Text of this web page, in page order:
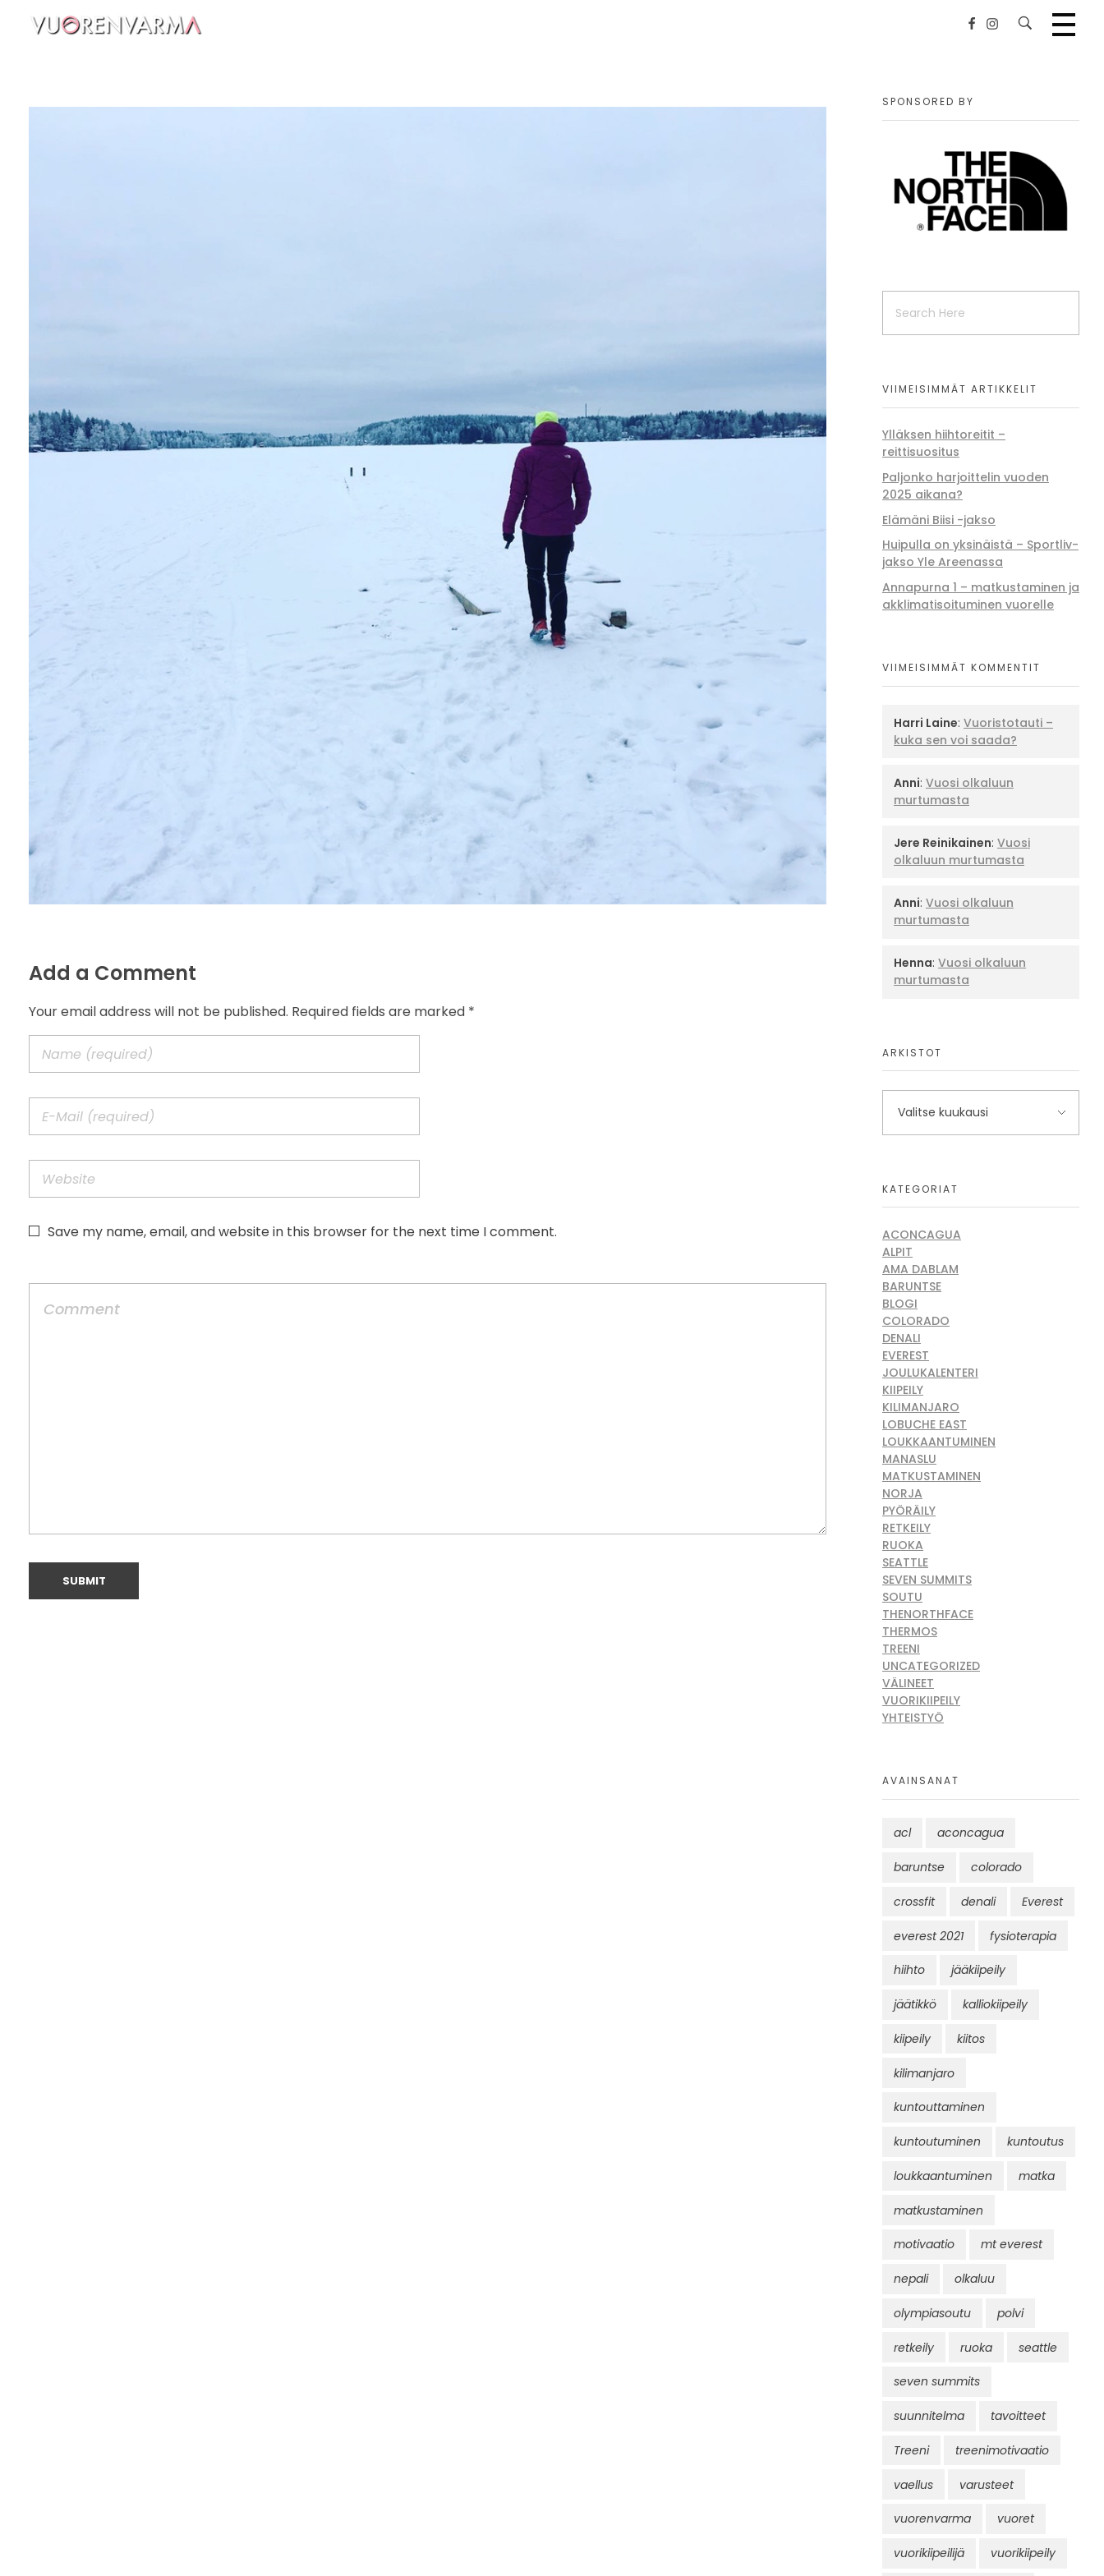
Add a Comment
Your email address will not be published. Required fields are marked *
Save my name, email, and website in this browser for the next time I comment.
SPONSORED BY
VIIMEISIMMÄT ARTIKKELIT
Ylläksen hiihtoreitit –
reittisuositus
Paljonko harjoittelin vuoden
2025 aikana?
Elämäni Biisi -jakso
Huipulla on yksinäistä – Sportliv-
jakso Yle Areenassa
Annapurna 1 – matkustaminen ja
akklimatisoituminen vuorelle
VIIMEISIMMÄT KOMMENTIT
Harri Laine: Vuoristotauti –
kuka sen voi saada?
Anni: Vuosi olkaluun
murtumasta
Jere Reinikainen: Vuosi
olkaluun murtumasta
Anni: Vuosi olkaluun
murtumasta
Henna: Vuosi olkaluun
murtumasta
ARKISTOT
KATEGORIAT
ACONCAGUA
ALPIT
AMA DABLAM
BARUNTSE
BLOGI
COLORADO
DENALI
EVEREST
JOULUKALENTERI
KIIPEILY
KILIMANJARO
LOBUCHE EAST
LOUKKAANTUMINEN
MANASLU
MATKUSTAMINEN
NORJA
PYÖRÄILY
RETKEILY
RUOKA
SEATTLE
SEVEN SUMMITS
SOUTU
THENORTHFACE
THERMOS
TREENI
UNCATEGORIZED
VÄLINEET
VUORIKIIPEILY
YHTEISTYÖ
AVAINSANAT
acl aconcagua
baruntse colorado
crossfit denali Everest
everest 2021 fysioterapia
hiihto jääkiipeily
jäätikkö kalliokiipeily
kiipeily kiitos
kilimanjaro
kuntouttaminen
kuntoutuminen kuntoutus
loukkaantuminen matka
matkustaminen
motivaatio mt everest
nepali olkaluu
olympiasoutu polvi
retkeily ruoka seattle
seven summits
suunnitelma tavoitteet
Treeni treenimotivaatio
vaellus varusteet
vuorenvarma vuoret
vuorikiipeilijä vuorikiipeily